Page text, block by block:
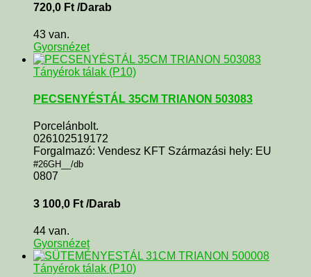
720,0 Ft /Darab
43 van.
Gyorsnézet
Tányérok tálak (P10)
PECSENYÉSTÁL 35CM TRIANON 503083
Porcelánbolt.
026102519172
Forgalmazó: Vendesz KFT Származási hely: EU
#26GH__/db
0807
3 100,0 Ft /Darab
44 van.
Gyorsnézet
Tányérok tálak (P10)